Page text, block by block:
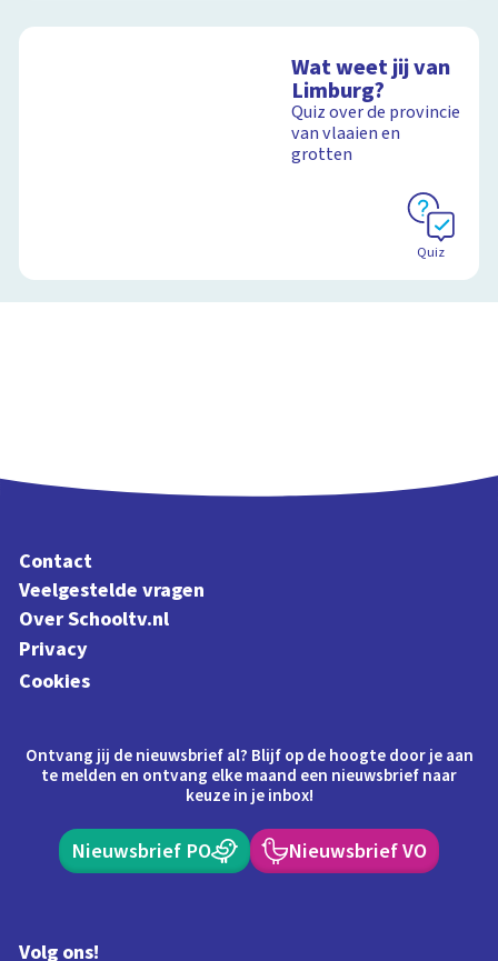
Wat weet jij van
Limburg?
Quiz over de provincie
van vlaaien en
grotten
Quiz
Contact
Veelgestelde vragen
Over Schooltv.nl
Privacy
Cookies
Ontvang jij de nieuwsbrief al? Blijf op de hoogte door je aan
te melden en ontvang elke maand een nieuwsbrief naar
keuze in je inbox!
Nieuwsbrief PO Nieuwsbrief VO
Volg ons!